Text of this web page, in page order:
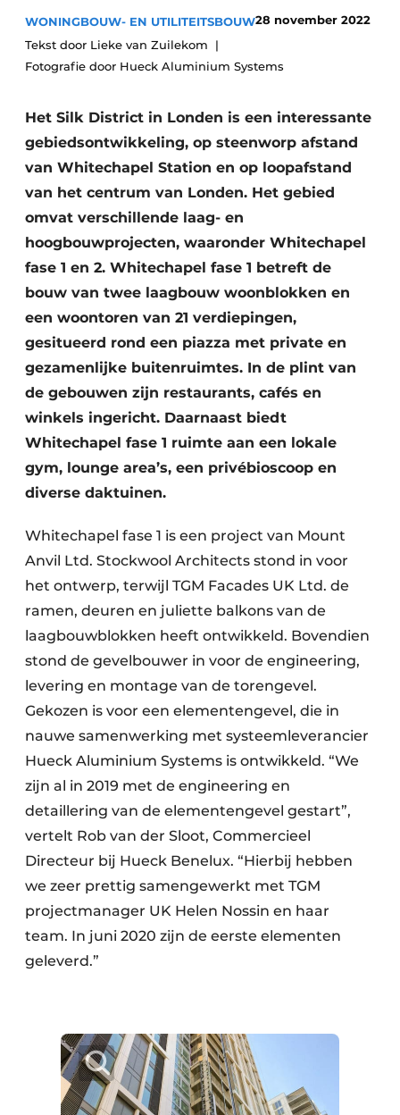
Podcasts
Privacy / Cookie statement
Vacature aanmelden
Vacatures
Video’s
Glas
Modulair bouwen
WONINGBOUW- EN UTILITEITSBOUW28 november 2022
Tekst door Lieke van Zuilekom
Fotografie door Hueck Aluminium Systems
Het Silk District in Londen is een interessante
gebiedsontwikkeling, op steenworp afstand
van Whitechapel Station en op loopafstand
van het centrum van Londen. Het gebied
omvat verschillende laag- en
hoogbouwprojecten, waaronder Whitechapel
fase 1 en 2. Whitechapel fase 1 betreft de
bouw van twee laagbouw woonblokken en
een woontoren van 21 verdiepingen,
gesitueerd rond een piazza met private en
gezamenlijke buitenruimtes. In de plint van
de gebouwen zijn restaurants, cafés en
winkels ingericht. Daarnaast biedt
Whitechapel fase 1 ruimte aan een lokale
gym, lounge area’s, een privébioscoop en
diverse daktuinen.
Whitechapel fase 1 is een project van Mount
Anvil Ltd. Stockwool Architects stond in voor
het ontwerp, terwijl TGM Facades UK Ltd. de
ramen, deuren en juliette balkons van de
laagbouwblokken heeft ontwikkeld. Bovendien
stond de gevelbouwer in voor de engineering,
levering en montage van de torengevel.
Gekozen is voor een elementengevel, die in
nauwe samenwerking met systeemleverancier
Hueck Aluminium Systems is ontwikkeld. “We
zijn al in 2019 met de engineering en
detaillering van de elementengevel gestart”,
vertelt Rob van der Sloot, Commercieel
Directeur bij Hueck Benelux. “Hierbij hebben
we zeer prettig samengewerkt met TGM
projectmanager UK Helen Nossin en haar
team. In juni 2020 zijn de eerste elementen
geleverd.”